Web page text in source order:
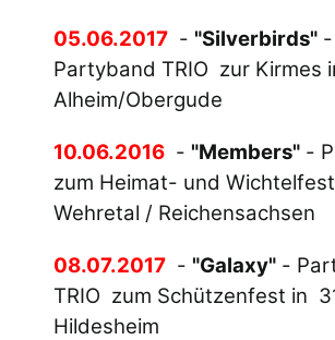
05.06.2017 - "Silverbirds" -
Partyband TRIO zur Kirmes
Alheim/Obergude
10.06.2016 - "Members" -
zum Heimat- und
Wehretal / Reichensachsen
08.07.2017 - "Galaxy" -
TRIO zum Schützenfest in
Hildesheim